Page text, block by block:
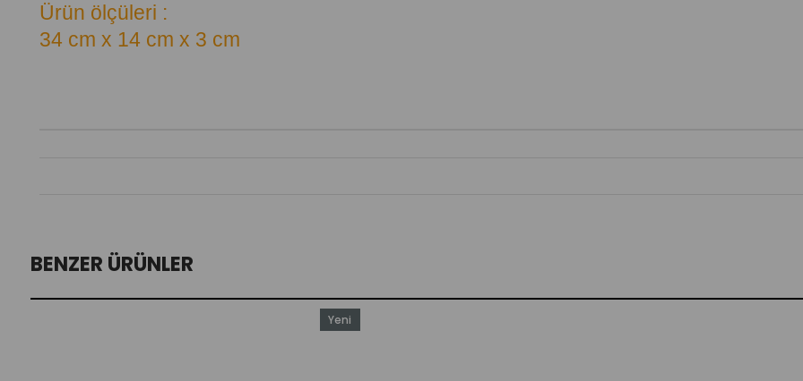
Ürün ölçüleri :
34 cm x 14 cm x 3 cm
BENZER ÜRÜNLER
Yeni